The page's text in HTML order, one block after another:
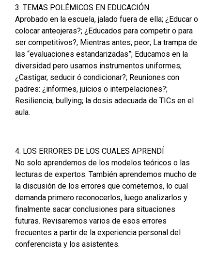
3. TEMAS POLÉMICOS EN EDUCACIÓN
Aprobado en la escuela, jalado fuera de ella; ¿Educar o
colocar anteojeras?; ¿Educados para competir o para
ser competitivos?; Mientras antes, peor; La trampa de
las “evaluaciones estandarizadas”; Educamos en la
diversidad pero usamos instrumentos uniformes;
¿Castigar, seducir ó condicionar?; Reuniones con
padres: ¿informes, juicios o interpelaciones?;
Resiliencia; bullying; la dosis adecuada de TICs en el
aula.
4. LOS ERRORES DE LOS CUALES APRENDÍ
No solo aprendemos de los modelos teóricos o las
lecturas de expertos. También aprendemos mucho de
la discusión de los errores que cometemos, lo cual
demanda primero reconocerlos, luego analizarlos y
finalmente sacar conclusiones para situaciones
futuras. Revisaremos varios de esos errores
frecuentes a partir de la experiencia personal del
conferencista y los asistentes.